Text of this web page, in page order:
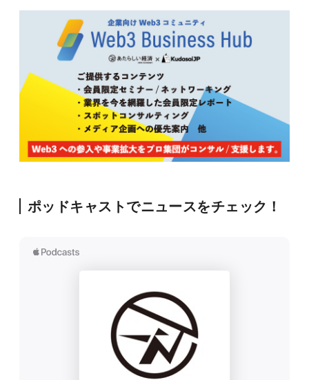
ポッドキャストでニュースをチェック！